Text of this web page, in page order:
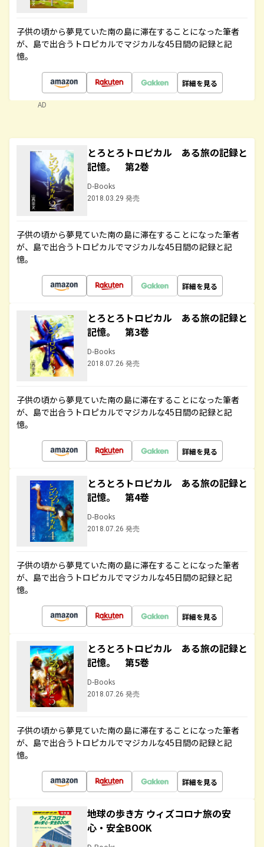
子供の頃から夢見ていた南の島に滞在することになった筆者
が、島で出合うトロピカルでマジカルな45日間の記録と記
憶。
詳細を見る
AD
とろとろトロピカル ある旅の記録と
記憶。 第2巻
D-Books
2018.03.29 発売
子供の頃から夢見ていた南の島に滞在することになった筆者
が、島で出合うトロピカルでマジカルな45日間の記録と記
憶。
詳細を見る
とろとろトロピカル ある旅の記録と
記憶。 第3巻
D-Books
2018.07.26 発売
子供の頃から夢見ていた南の島に滞在することになった筆者
が、島で出合うトロピカルでマジカルな45日間の記録と記
憶。
詳細を見る
とろとろトロピカル ある旅の記録と
記憶。 第4巻
D-Books
2018.07.26 発売
子供の頃から夢見ていた南の島に滞在することになった筆者
が、島で出合うトロピカルでマジカルな45日間の記録と記
憶。
詳細を見る
とろとろトロピカル ある旅の記録と
記憶。 第5巻
D-Books
2018.07.26 発売
子供の頃から夢見ていた南の島に滞在することになった筆者
が、島で出合うトロピカルでマジカルな45日間の記録と記
憶。
詳細を見る
地球の歩き方 ウィズコロナ旅の安
心・安全BOOK